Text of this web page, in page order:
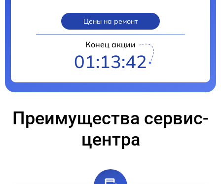
Цены на ремонт
Конец акции
01:13:41
Преимущества сервис-
центра